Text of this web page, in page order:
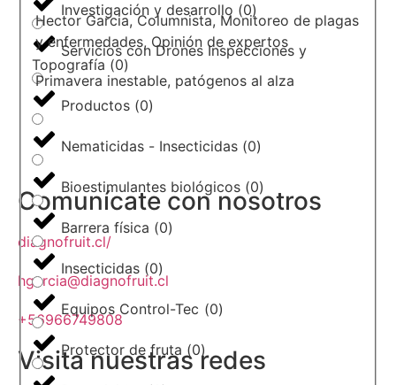
Comunícate con nosotros
diagnofruit.cl/
hgarcia@diagnofruit.cl
+56966749808
Visita nuestras redes
Investigación y desarrollo (0)
Servicios con Drones Inspecciones y
Topografía (0)
Productos (0)
Nematicidas - Insecticidas (0)
Bioestimulantes biológicos (0)
Barrera física (0)
Insecticidas (0)
Equipos Control-Tec (0)
Protector de fruta (0)
Hector Garcia,Columnista,Monitoreo de plagas
y enfermedades, Opinión de expertos
Primavera inestable, patógenos al alza